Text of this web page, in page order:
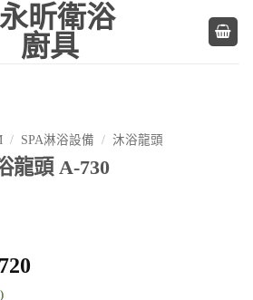
/ SPA淋浴設備 / 沐浴龍頭
龍頭 A-730